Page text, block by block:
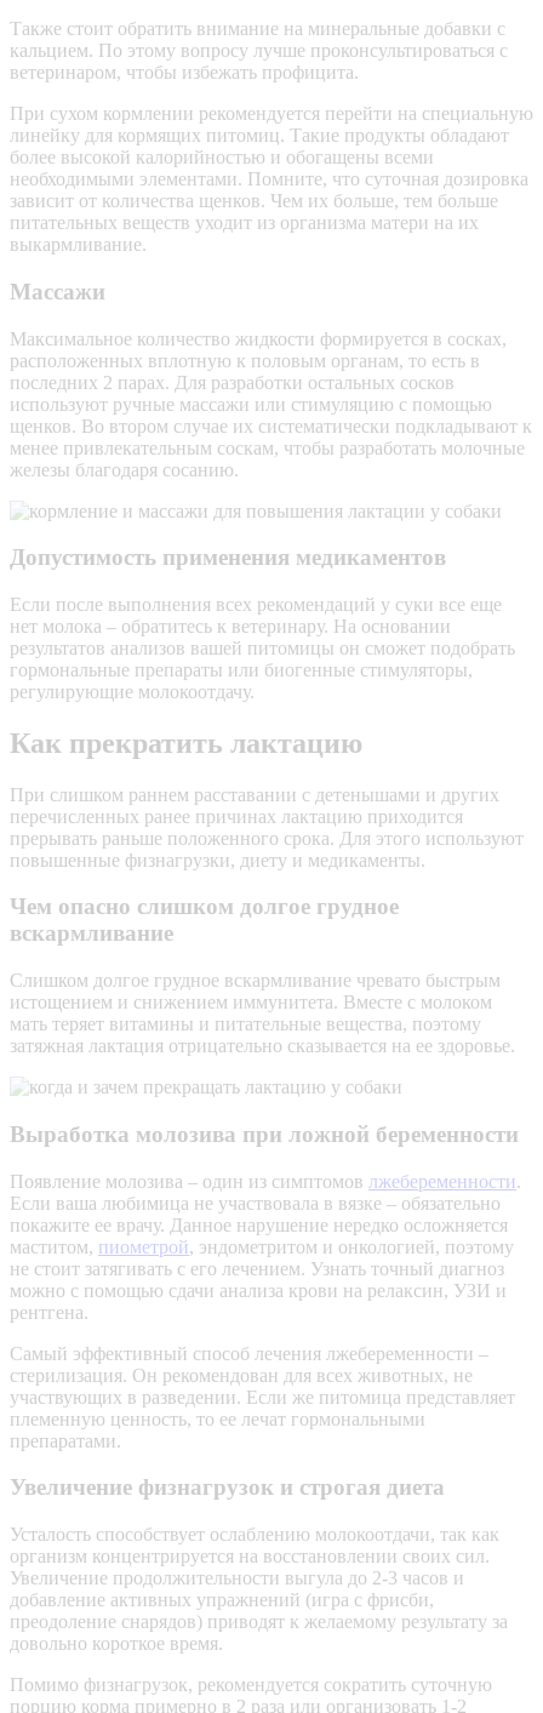
Также стоит обратить внимание на минеральные добавки с
кальцием. По этому вопросу лучше проконсультироваться с
ветеринаром, чтобы избежать профицита.
При сухом кормлении рекомендуется перейти на специальную
линейку для кормящих питомиц. Такие продукты обладают
более высокой калорийностью и обогащены всеми
необходимыми элементами. Помните, что суточная дозировка
зависит от количества щенков. Чем их больше, тем больше
питательных веществ уходит из организма матери на их
выкармливание.
Массажи
Максимальное количество жидкости формируется в сосках,
расположенных вплотную к половым органам, то есть в
последних 2 парах. Для разработки остальных сосков
используют ручные массажи или стимуляцию с помощью
щенков. Во втором случае их систематически подкладывают к
менее привлекательным соскам, чтобы разработать молочные
железы благодаря сосанию.
Допустимость применения медикаментов
Если после выполнения всех рекомендаций у суки все еще
нет молока – обратитесь к ветеринару. На основании
результатов анализов вашей питомицы он сможет подобрать
гормональные препараты или биогенные стимуляторы,
регулирующие молокоотдачу.
Как прекратить лактацию
При слишком раннем расставании с детенышами и других
перечисленных ранее причинах лактацию приходится
прерывать раньше положенного срока. Для этого используют
повышенные физнагрузки, диету и медикаменты.
Чем опасно слишком долгое грудное
вскармливание
Слишком долгое грудное вскармливание чревато быстрым
истощением и снижением иммунитета. Вместе с молоком
мать теряет витамины и питательные вещества, поэтому
затяжная лактация отрицательно сказывается на ее здоровье.
Выработка молозива при ложной беременности
Появление молозива – один из симптомов лжебеременности.
Если ваша любимица не участвовала в вязке – обязательно
покажите ее врачу. Данное нарушение нередко осложняется
маститом, пиометрой, эндометритом и онкологией, поэтому
не стоит затягивать с его лечением. Узнать точный диагноз
можно с помощью сдачи анализа крови на релаксин, УЗИ и
рентгена.
Самый эффективный способ лечения лжебеременности –
стерилизация. Он рекомендован для всех животных, не
участвующих в разведении. Если же питомица представляет
племенную ценность, то ее лечат гормональными
препаратами.
Увеличение физнагрузок и строгая диета
Усталость способствует ослаблению молокоотдачи, так как
организм концентрируется на восстановлении своих сил.
Увеличение продолжительности выгула до 2-3 часов и
добавление активных упражнений (игра с фрисби,
преодоление снарядов) приводят к желаемому результату за
довольно короткое время.
Помимо физнагрузок, рекомендуется сократить суточную
порцию корма примерно в 2 раза или организовать 1-2